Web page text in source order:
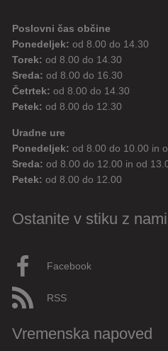
Poslovni čas občine
Ponedeljek: od 8.00 do 14.30
Torek: od 8.00 do 14.30
Sreda: od 8.00 do 16.30
Četrtek: od 8.00 do 14.30
Petek: od 8.00 do 12.30
Uradne ure
Ponedeljek: od 8.00 do 10.00 in
Sreda: od 8.00 do 12.00 in od
Petek: od 8.00 do 12.00
Ostanite v stiku z nami
Facebook
RSS
Vremenska napoved